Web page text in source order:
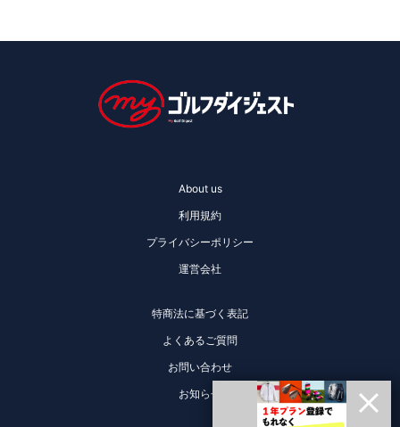
About us
利用規約
プライバシーポリシー
運営会社
特商法に基づく表記
よくあるご質問
お問い合わせ
お知らせ